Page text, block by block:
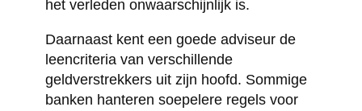
het verleden onwaarschijnlijk is.
Daarnaast kent een goede adviseur de
leencriteria van verschillende
geldverstrekkers uit zijn hoofd. Sommige
banken hanteren soepelere regels voor